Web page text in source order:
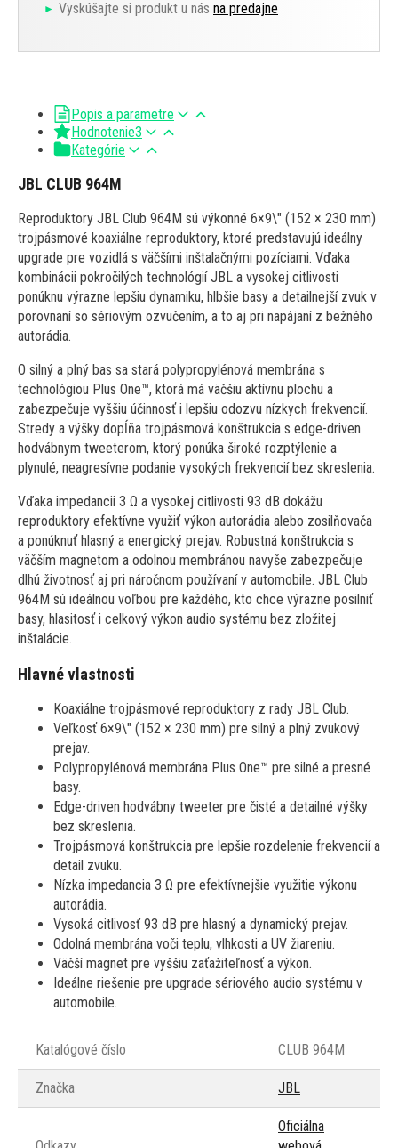
Vyskúšajte si produkt u nás na predajne
Popis a parametre
Hodnotenie3
Kategórie
JBL CLUB 964M
Reproduktory JBL Club 964M sú výkonné 6×9\" (152 × 230 mm)
trojpásmové koaxiálne reproduktory, ktoré predstavujú ideálny
upgrade pre vozidlá s väčšími inštalačnými pozíciami. Vďaka
kombinácii pokročilých technológií JBL a vysokej citlivosti
ponúknu výrazne lepšiu dynamiku, hlbšie basy a detailnejší zvuk v
porovnaní so sériovým ozvučením, a to aj pri napájaní z bežného
autorádia.
O silný a plný bas sa stará polypropylénová membrána s
technológiou Plus One™, ktorá má väčšiu aktívnu plochu a
zabezpečuje vyššiu účinnosť i lepšiu odozvu nízkych frekvencií.
Stredy a výšky dopĺňa trojpásmová konštrukcia s edge-driven
hodvábnym tweeterom, ktorý ponúka široké rozptýlenie a
plynulé, neagresívne podanie vysokých frekvencií bez skreslenia.
Vďaka impedancii 3 Ω a vysokej citlivosti 93 dB dokážu
reproduktory efektívne využiť výkon autorádia alebo zosilňovača
a ponúknuť hlasný a energický prejav. Robustná konštrukcia s
väčším magnetom a odolnou membránou navyše zabezpečuje
dlhú životnosť aj pri náročnom používaní v automobile. JBL Club
964M sú ideálnou voľbou pre každého, kto chce výrazne posilniť
basy, hlasitosť i celkový výkon audio systému bez zložitej
inštalácie.
Hlavné vlastnosti
Koaxiálne trojpásmové reproduktory z rady JBL Club.
Veľkosť 6×9\" (152 × 230 mm) pre silný a plný zvukový
prejav.
Polypropylénová membrána Plus One™ pre silné a presné
basy.
Edge-driven hodvábny tweeter pre čisté a detailné výšky
bez skreslenia.
Trojpásmová konštrukcia pre lepšie rozdelenie frekvencií a
detail zvuku.
Nízka impedancia 3 Ω pre efektívnejšie využitie výkonu
autorádia.
Vysoká citlivosť 93 dB pre hlasný a dynamický prejav.
Odolná membrána voči teplu, vlhkosti a UV žiareniu.
Väčší magnet pre vyššiu zaťažiteľnosť a výkon.
Ideálne riešenie pre upgrade sériového audio systému v
automobile.
Katalógové číslo CLUB 964M
Značka JBL
Oficiálna